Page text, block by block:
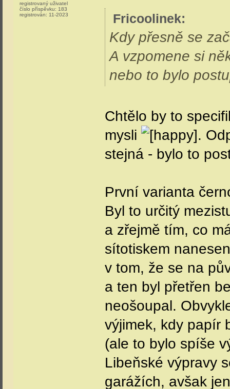
registrovaný uživatel
číslo příspěvku: 183
registrován: 11-2023 Fricoolinek:
Kdy přesně se
A vzpomene si
nebo to bylo
Chtělo by to
mysli
.
stejná - bylo to
První varianta
Byl to určitý
a zřejmě tím, co
sítotiskem
v tom, že se na
a ten byl přetřen
neošoupal.
výjimek, kdy papír
(ale to bylo spíše
Libeňské výpravy
garážích, avšak